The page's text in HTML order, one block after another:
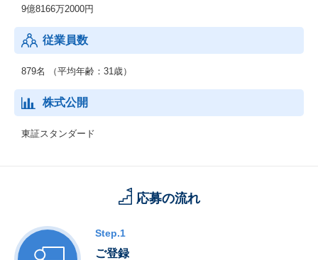
9億8166万2000円
従業員数
879名 （平均年齢：31歳）
株式公開
東証スタンダード
応募の流れ
Step.1
ご登録